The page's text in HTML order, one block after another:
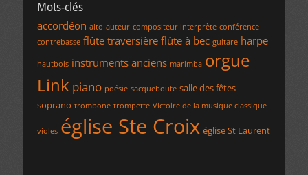
Mots-clés
accordéon alto auteur-compositeur interprète conférence
contrebasse flûte traversière flûte à bec guitare harpe
hautbois instruments anciens marimba orgue
Link piano poésie sacqueboute salle des fêtes
soprano trombone trompette Victoire de la musique classique
violes église Ste Croix église St Laurent